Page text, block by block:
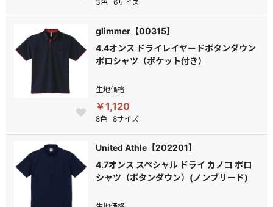
3色 6サイズ
glimmer【00315】
4.4オンス ドライレイヤードボタンダウン
ポロシャツ（ポケット付き）
生地価格
￥1,120
8色 8サイズ
United Athle【202201】
4.7オンス スペシャル ドライ カノコ ポロ
シャツ（ボタンダウン）(ノンブリード)